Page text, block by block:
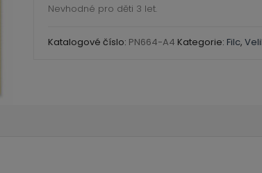
množství
Nevhodné pro děti 3 let.
Katalogové číslo: PN664-A4 Kategorie: Filc,